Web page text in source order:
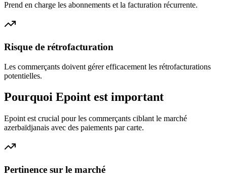
Prend en charge les abonnements et la facturation récurrente.
Risque de rétrofacturation
Les commerçants doivent gérer efficacement les rétrofacturations
potentielles.
Pourquoi Epoint est important
Epoint est crucial pour les commerçants ciblant le marché
azerbaïdjanais avec des paiements par carte.
Pertinence sur le marché